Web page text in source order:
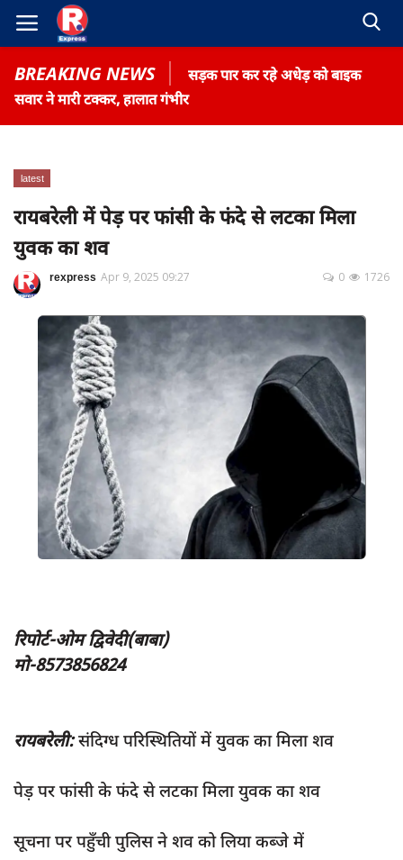
BREAKING NEWS
सड़क पार कर रहे अधेड़ को बाइक
सवार ने मारी टक्कर, हालात गंभीर
Home
Gallery
Terms & Conditions
रोजगार समाचार
About US
Privacy Policy
App verify
Covid-19
अपराध
राजनीति
साक्षात्कार
latest
प्रशासनिक
editors-pick
latest
रायबरेली में पेड़ पर फांसी के फंदे से लटका मिला
युवक का शव
rexpress Apr 9, 2025 09:27 1726
0
रिपोर्ट-ओम द्विवेदी(बाबा)
मो-8573856824
रायबरेली:संदिग्ध परिस्थितियों में युवक का मिला शव
पेड़ पर फांसी के फंदे से लटका मिला युवक का शव
सूचना पर पहुँची पुलिस ने शव को लिया कब्जे में